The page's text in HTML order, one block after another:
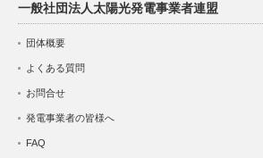
一般社団法人太陽光発電事業者連盟
団体概要
よくある質問
お問合せ
発電事業者の皆様へ
FAQ